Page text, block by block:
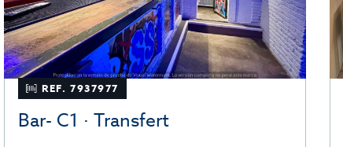
REF. 7937977
Bar- C1 · Transfert